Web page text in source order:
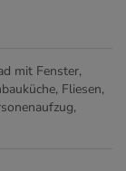
mit Fenster
Fliesen